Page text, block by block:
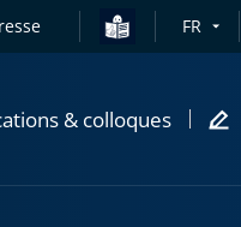
FR
& colloques